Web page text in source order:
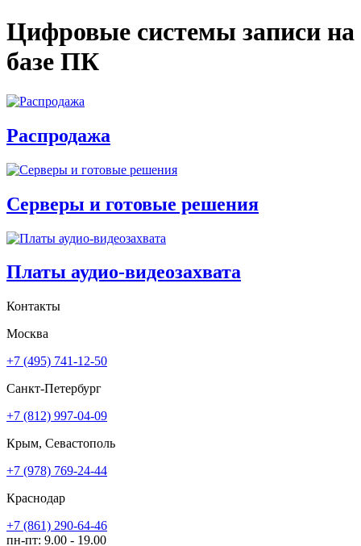
Цифровые системы записи на
базе ПК
Распродажа
Серверы и готовые решения
Платы аудио-видеозахвата
Контакты
Москва
+7 (495) 741-12-50
Санкт-Петербург
+7 (812) 997-04-09
Крым, Севастополь
+7 (978) 769-24-44
Краснодар
+7 (861) 290-64-46
пн-пт: 9.00 - 19.00